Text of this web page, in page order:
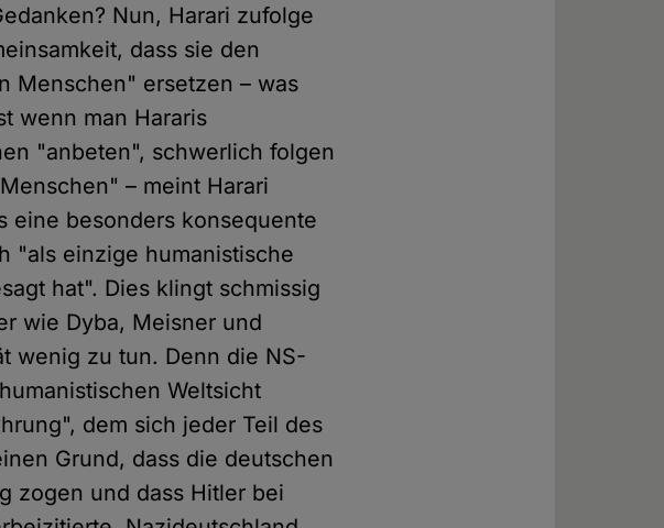
Nun, Harari zufolge
dass sie den
Menschen" ersetzen – was
wenn man Hararis
"anbeten", schwerlich folgen
– meint Harari
eine besonders konsequente
"als einzige humanistische
hat". Dies klingt schmissig
wie Dyba, Meisner und
wenig zu tun. Denn die NS-
Weltsicht
dem sich jeder Teil des
Grund, dass die deutschen
zogen und dass Hitler bei